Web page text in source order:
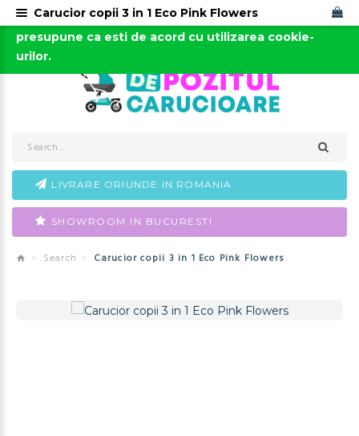
0723-666-005 / 0743-666-006
LIVRARE ORIUNDE IN ROMANIA
SHOWROOM IN BUCURESTI
Search Carucior copii 3 in 1 Eco Pink Flowers
Acest site foloseste cookies. Continuarea navigarii
presupune ca esti de acord cu utilizarea cookie-
urilor.
Carucior copii 3 in 1 Eco Pink Flowers